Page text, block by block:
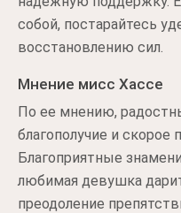
собой, постарайтесь
восстановлению сил.
Мнение мисс Хассе
По ее мнению,
благополучие и скорое
Благоприятные
любимая девушка
преодоление